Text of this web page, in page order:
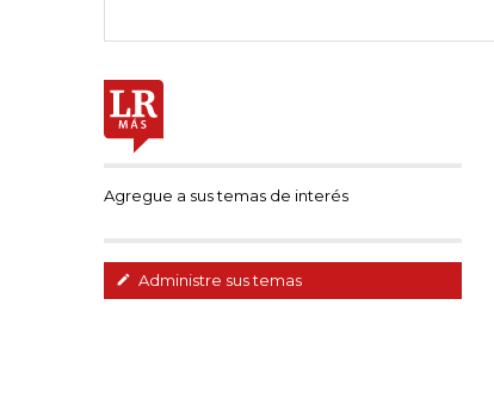
Agregue a sus temas de interés
Administre sus temas